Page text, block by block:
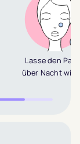
Lasse den
über Nacht